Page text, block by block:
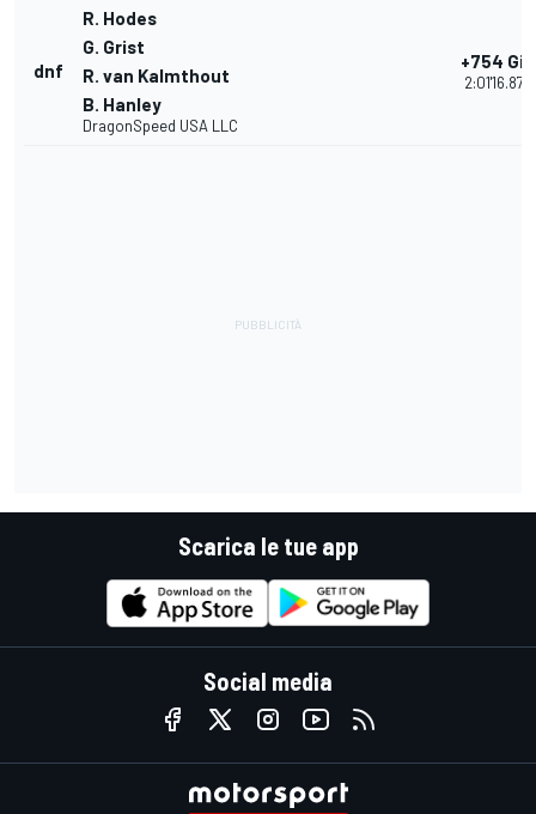
dnf
R. Hodes
G. Grist
R. van Kalmthout
B. Hanley
DragonSpeed USA LLC
+754 Giri
2:01'16.878
Scarica le tue app
Social media